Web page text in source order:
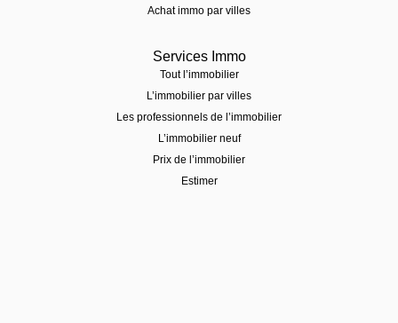
Achat immo par villes
Services Immo
Tout l’immobilier
L’immobilier par villes
Les professionnels de l’immobilier
L’immobilier neuf
Prix de l’immobilier
Estimer